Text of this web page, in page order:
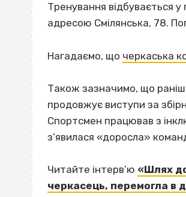
Тренування відбувається
адресою Смілянська, 78.
Нагадаємо, що черкаська
Також зазначимо, що
продовжує виступи за
Спортсмен працював з
з’явилася «доросла»
Читайте інтерв’ю «Шлях
черкасець, перемогла в